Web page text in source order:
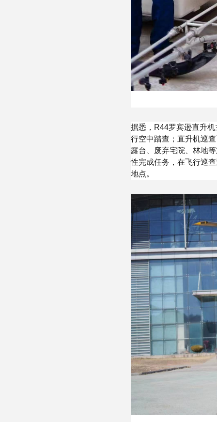
据悉，R44罗宾逊直升
行空中踏查；直升机巡
露台、废弃宅院、林地
性完成任务，在飞行巡
地点。